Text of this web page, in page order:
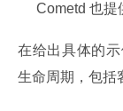
Cometd 也提
在给出具体的
生命周期，包括